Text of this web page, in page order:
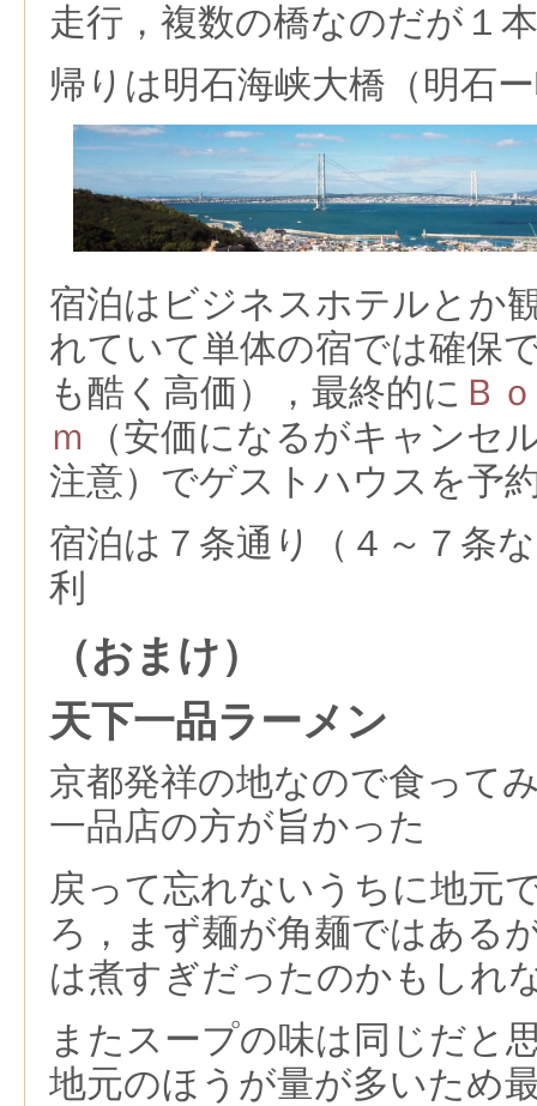
走行，複数の橋なのだが１
帰りは明石海峡大橋（明石
宿泊はビジネスホテルとか
れていて単体の宿では確保
も酷く高価），最終的に Ｂ
ｍ
（安価になるがキャンセ
注意）でゲストハウスを予
宿泊は７条通り（４～７条
利
（おまけ）
天下一品ラーメン
京都発祥の地なので食って
一品店の方が旨かった
戻って忘れないうちに地元
ろ，まず麺が角麺ではある
は煮すぎだったのかもしれ
またスープの味は同じだと
地元のほうが量が多いため